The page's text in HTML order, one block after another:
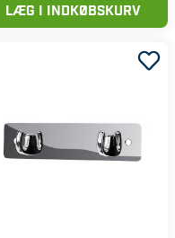
LÆG I INDKØBSKURV